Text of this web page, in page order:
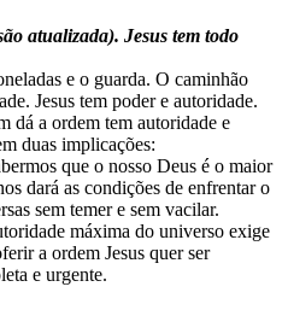
atualizada). Jesus tem todo
e o guarda. O caminhão
Jesus tem poder e autoridade.
dá a ordem tem autoridade e
duas implicações:
que o nosso Deus é o maior
dará as condições de enfrentar o
sem temer e sem vacilar.
máxima do universo exige
a ordem Jesus quer ser
e urgente.